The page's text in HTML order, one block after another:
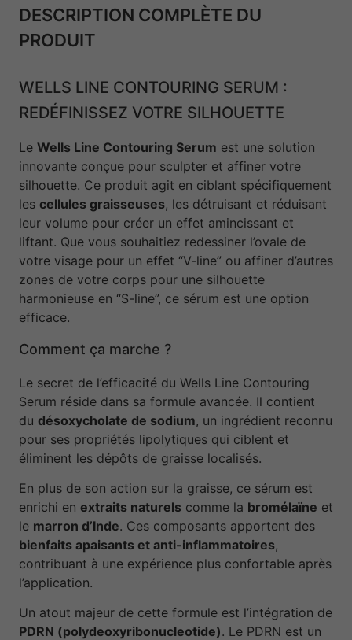
DESCRIPTION COMPLÈTE DU
PRODUIT
WELLS LINE CONTOURING SERUM :
REDÉFINISSEZ VOTRE SILHOUETTE
Le Wells Line Contouring Serum est une solution
innovante conçue pour sculpter et affiner votre
silhouette. Ce produit agit en ciblant spécifiquement
les cellules graisseuses, les détruisant et réduisant
leur volume pour créer un effet amincissant et
liftant. Que vous souhaitiez redessiner l’ovale de
votre visage pour un effet “V-line” ou affiner d’autres
zones de votre corps pour une silhouette
harmonieuse en “S-line”, ce sérum est une option
efficace.
Comment ça marche ?
Le secret de l’efficacité du Wells Line Contouring
Serum réside dans sa formule avancée. Il contient
du désoxycholate de sodium, un ingrédient reconnu
pour ses propriétés lipolytiques qui ciblent et
éliminent les dépôts de graisse localisés.
En plus de son action sur la graisse, ce sérum est
enrichi en extraits naturels comme la bromélaïne et
le marron d’Inde. Ces composants apportent des
bienfaits apaisants et anti-inflammatoires,
contribuant à une expérience plus confortable après
l’application.
Un atout majeur de cette formule est l’intégration de
PDRN (polydeoxyribonucleotide). Le PDRN est un